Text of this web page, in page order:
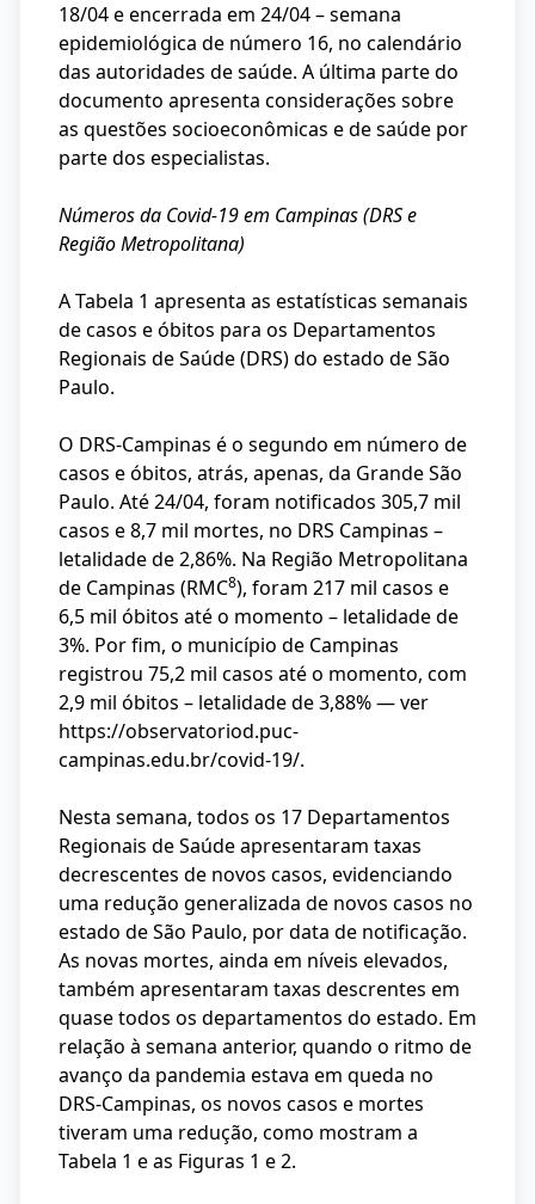
18/04 e encerrada em 24/04 – semana
epidemiológica de número 16, no calendário
das autoridades de saúde. A última parte do
documento apresenta considerações sobre
as questões socioeconômicas e de saúde por
parte dos especialistas.
Números da Covid-19 em Campinas (DRS e
Região Metropolitana)
A Tabela 1 apresenta as estatísticas semanais
de casos e óbitos para os Departamentos
Regionais de Saúde (DRS) do estado de São
Paulo.
O DRS-Campinas é o segundo em número de
casos e óbitos, atrás, apenas, da Grande São
Paulo. Até 24/04, foram notificados 305,7 mil
casos e 8,7 mil mortes, no DRS Campinas –
letalidade de 2,86%. Na Região Metropolitana
de Campinas (RMC8), foram 217 mil casos e
6,5 mil óbitos até o momento – letalidade de
3%. Por fim, o município de Campinas
registrou 75,2 mil casos até o momento, com
2,9 mil óbitos – letalidade de 3,88% — ver
https://observatoriod.puc-
campinas.edu.br/covid-19/.
Nesta semana, todos os 17 Departamentos
Regionais de Saúde apresentaram taxas
decrescentes de novos casos, evidenciando
uma redução generalizada de novos casos no
estado de São Paulo, por data de notificação.
As novas mortes, ainda em níveis elevados,
também apresentaram taxas descrentes em
quase todos os departamentos do estado. Em
relação à semana anterior, quando o ritmo de
avanço da pandemia estava em queda no
DRS-Campinas, os novos casos e mortes
tiveram uma redução, como mostram a
Tabela 1 e as Figuras 1 e 2.